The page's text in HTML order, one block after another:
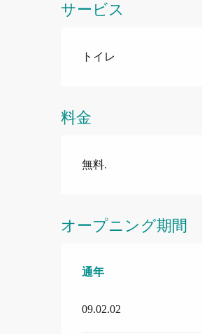
サービス
トイレ
料金
無料.
オープニング期間
通年
通年
09.02.02